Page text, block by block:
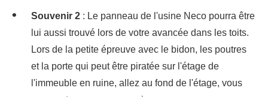
Souvenir 2 : Le panneau de l'usine Neco pourra être
lui aussi trouvé lors de votre avancée dans les toits.
Lors de la petite épreuve avec le bidon, les poutres
et la porte qui peut être piratée sur l'étage de
l'immeuble en ruine, allez au fond de l'étage, vous